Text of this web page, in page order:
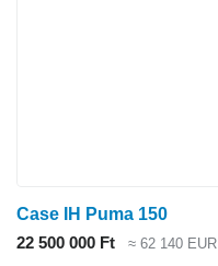
Case IH Puma 150
22 500 000 Ft
≈ 62 140 EUR